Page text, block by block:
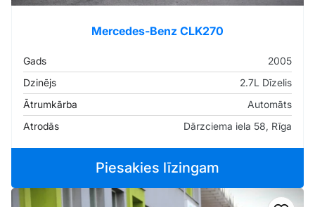
Mercedes-Benz CLK270
Gads
2005
Dzinējs
2.7L Dīzelis
Ātrumkārba
Automāts
Atrodās
Dārzciema iela 58, Rīga
Piesakies līzingam